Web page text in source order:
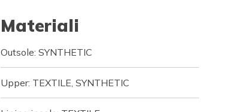
Materiali
Outsole: SYNTHETIC
Upper: TEXTILE, SYNTHETIC